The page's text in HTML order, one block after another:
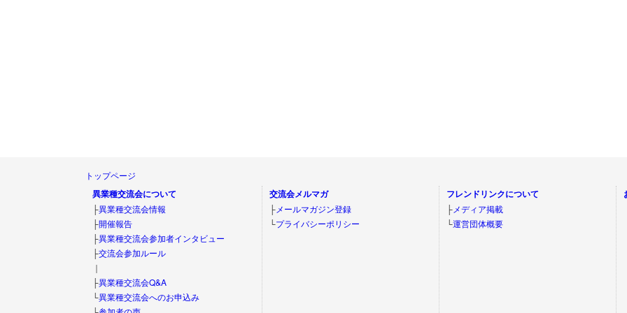
トップページ
異業種交流会について
├異業種交流会情報
├開催報告
├異業種交流会参加者インタビュー
├交流会参加ルール
｜
├異業種交流会Q&A
└異業種交流会へのお申込み
交流会メルマガ
├メールマガジン登録
└プライバシーポリシー
フレンドリンクについて
├メディア掲載
└運営団体概要